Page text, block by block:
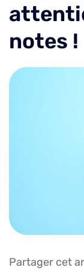
notes !
Partager cet